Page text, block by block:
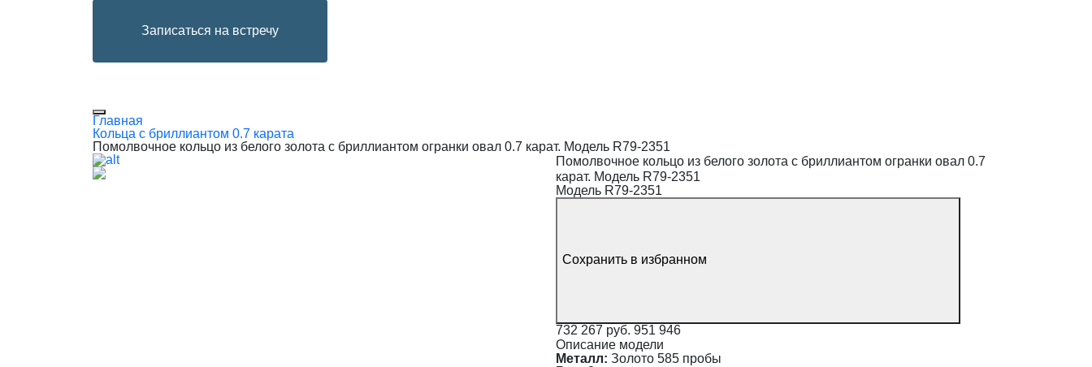
Записаться на встречу
Главная
Кольца с бриллиантом 0.7 карата
Помолвочное кольцо из белого золота с бриллиантом огранки овал 0.7 карат. Модель R79-2351
Помолвочное кольцо из белого золота с бриллиантом огранки овал 0.7
карат. Модель R79-2351
Модель R79-2351
Сохранить в избранном
732 267 руб. 951 946
Описание модели
Металл: Золото 585 пробы